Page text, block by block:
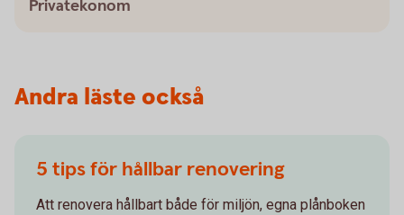
Privatekonom
Andra läste också
5 tips för hållbar renovering
Att renovera hållbart både för miljön, egna plånboken